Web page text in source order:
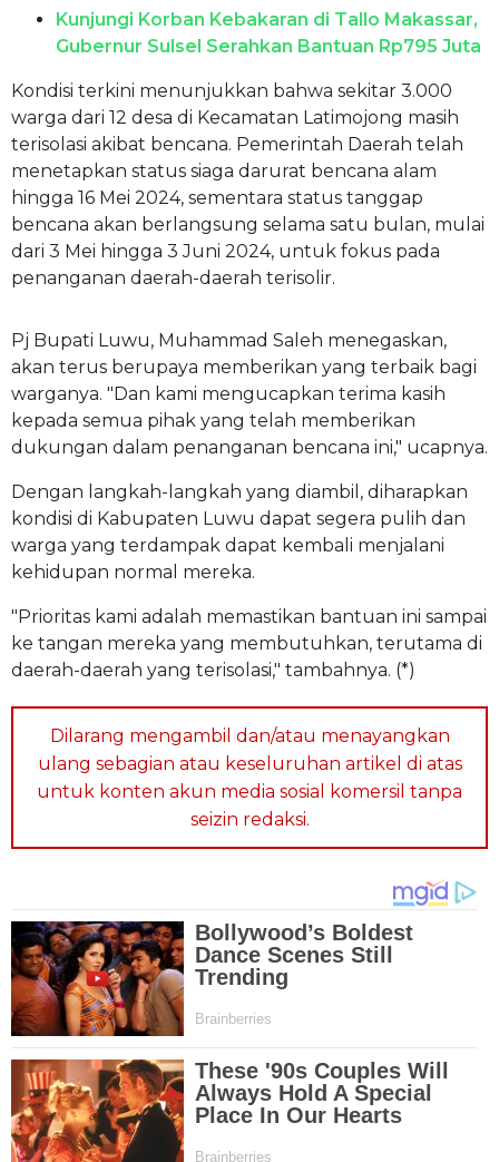
Kunjungi Korban Kebakaran di Tallo Makassar,
Gubernur Sulsel Serahkan Bantuan Rp795 Juta
Kondisi terkini menunjukkan bahwa sekitar 3.000
warga dari 12 desa di Kecamatan Latimojong masih
terisolasi akibat bencana. Pemerintah Daerah telah
menetapkan status siaga darurat bencana alam
hingga 16 Mei 2024, sementara status tanggap
bencana akan berlangsung selama satu bulan, mulai
dari 3 Mei hingga 3 Juni 2024, untuk fokus pada
penanganan daerah-daerah terisolir.
Pj Bupati Luwu, Muhammad Saleh menegaskan,
akan terus berupaya memberikan yang terbaik bagi
warganya. "Dan kami mengucapkan terima kasih
kepada semua pihak yang telah memberikan
dukungan dalam penanganan bencana ini," ucapnya.
Dengan langkah-langkah yang diambil, diharapkan
kondisi di Kabupaten Luwu dapat segera pulih dan
warga yang terdampak dapat kembali menjalani
kehidupan normal mereka.
"Prioritas kami adalah memastikan bantuan ini sampai
ke tangan mereka yang membutuhkan, terutama di
daerah-daerah yang terisolasi," tambahnya. (*)
Dilarang mengambil dan/atau menayangkan
ulang sebagian atau keseluruhan artikel di atas
untuk konten akun media sosial komersil tanpa
seizin redaksi.